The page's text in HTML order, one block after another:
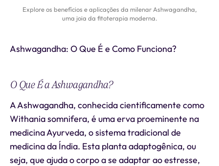
Explore os benefícios e aplicações da milenar Ashwagandha,
uma joia da fitoterapia moderna.
Ashwagandha: O Que É e Como Funciona?
O Que É a Ashwagandha?
A Ashwagandha, conhecida cientificamente como
Withania somnifera, é uma erva proeminente na
medicina Ayurveda, o sistema tradicional de
medicina da Índia. Esta planta adaptogênica, ou
seja, que ajuda o corpo a se adaptar ao estresse,